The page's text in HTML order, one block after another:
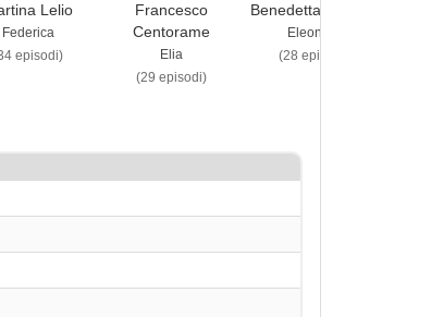
Lelio
Federica
episodi)
Francesco
Centorame
Elia
(29 episodi)
Benedetta Gargari
Eleonora
(28 episodi)